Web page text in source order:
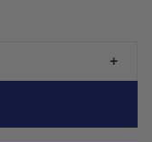
+